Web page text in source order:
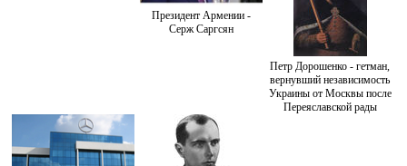
Президент Армении -
Серж Саргсян
Петр Дорошенко - гетман,
вернувший независимость
Украины от Москвы после
Переяславской рады